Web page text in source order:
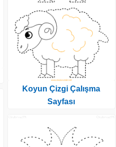
Koyun Çizgi Çalışma
Sayfası